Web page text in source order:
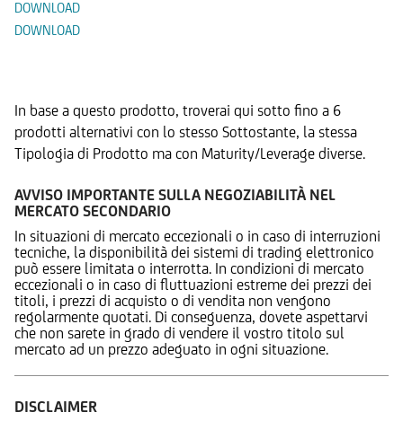
DOWNLOAD
DOWNLOAD
In base a questo prodotto, troverai qui sotto fino a 6
prodotti alternativi con lo stesso Sottostante, la stessa
Tipologia di Prodotto ma con Maturity/Leverage diverse.
AVVISO IMPORTANTE SULLA NEGOZIABILITÀ NEL
MERCATO SECONDARIO
In situazioni di mercato eccezionali o in caso di interruzioni
tecniche, la disponibilità dei sistemi di trading elettronico
può essere limitata o interrotta. In condizioni di mercato
eccezionali o in caso di fluttuazioni estreme dei prezzi dei
titoli, i prezzi di acquisto o di vendita non vengono
regolarmente quotati. Di conseguenza, dovete aspettarvi
che non sarete in grado di vendere il vostro titolo sul
mercato ad un prezzo adeguato in ogni situazione.
DISCLAIMER